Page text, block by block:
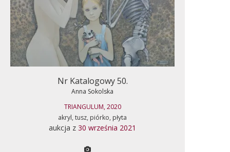
Nr Katalogowy 50.
Anna Sokolska
TRIANGULUM, 2020
akryl, tusz, piórko, płyta
aukcja z 30 września 2021